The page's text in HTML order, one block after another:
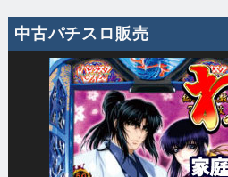
中古パチスロ販売